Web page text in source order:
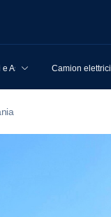
AssicurativiCamion elettrici